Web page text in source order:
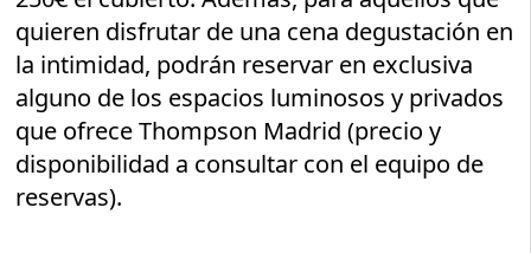
quieren disfrutar de una cena degustación en
la intimidad, podrán reservar en exclusiva
alguno de los espacios luminosos y privados
que ofrece Thompson Madrid (precio y
disponibilidad a consultar con el equipo de
reservas).